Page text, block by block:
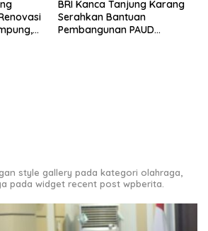
BRI Kanca Tanjung Karang
Serahkan Bantuan
Pembangunan PAUD
style gallery pada kategori olahraga,
pada widget recent post wpberita.